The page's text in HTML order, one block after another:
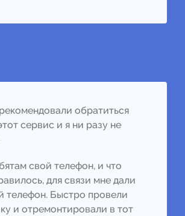
обратиться
сервис и я ни разу не
свой телефон, и что
для связи мне дали
телефон. Быстро провели
и отремонтировали в тот